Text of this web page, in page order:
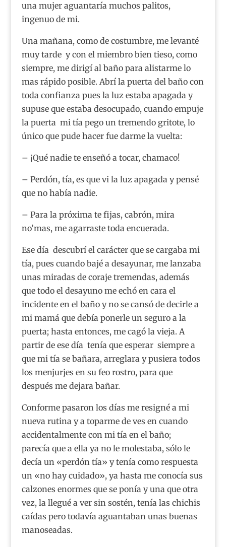
una mujer aguantaría muchos palitos,
ingenuo de mi.
Una mañana, como de costumbre, me levanté
muy tarde y con el miembro bien tieso, como
siempre, me dirigí al baño para alistarme lo
mas rápido posible. Abrí la puerta del baño con
toda confianza pues la luz estaba apagada y
supuse que estaba desocupado, cuando empuje
la puerta mi tía pego un tremendo gritote, lo
único que pude hacer fue darme la vuelta:
– ¡Qué nadie te enseñó a tocar, chamaco!
– Perdón, tía, es que vi la luz apagada y pensé
que no había nadie.
– Para la próxima te fijas, cabrón, mira
no’mas, me agarraste toda encuerada.
Ese día descubrí el carácter que se cargaba mi
tía, pues cuando bajé a desayunar, me lanzaba
unas miradas de coraje tremendas, además
que todo el desayuno me echó en cara el
incidente en el baño y no se cansó de decirle a
mi mamá que debía ponerle un seguro a la
puerta; hasta entonces, me cagó la vieja. A
partir de ese día tenía que esperar siempre a
que mi tía se bañara, arreglara y pusiera todos
los menjurjes en su feo rostro, para que
después me dejara bañar.
Conforme pasaron los días me resigné a mi
nueva rutina y a toparme de ves en cuando
accidentalmente con mi tía en el baño;
parecía que a ella ya no le molestaba, sólo le
decía un «perdón tía» y tenía como respuesta
un «no hay cuidado», ya hasta me conocía sus
calzones enormes que se ponía y una que otra
vez, la llegué a ver sin sostén, tenía las chichis
caídas pero todavía aguantaban unas buenas
manoseadas.